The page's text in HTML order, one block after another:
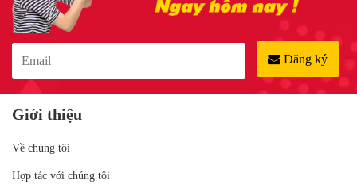
Đăng ký
Giới thiệu
Về chúng tôi
Hợp tác với chúng tôi